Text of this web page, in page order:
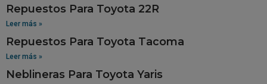
Repuestos Para Toyota 22R
Leer más »
Repuestos Para Toyota Tacoma
Leer más »
Neblineras Para Toyota Yaris